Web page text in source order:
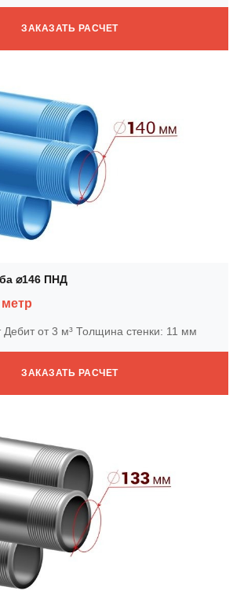
ЗАКАЗАТЬ РАСЧЕТ
⌀146 ПНД
метр
Дебит от 3 м³ Толщина стенки: 11 мм
ЗАКАЗАТЬ РАСЧЕТ